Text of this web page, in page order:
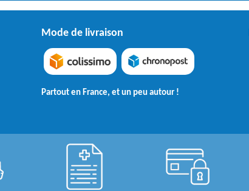
Mode de livraison
Partout en France, et un peu autour !